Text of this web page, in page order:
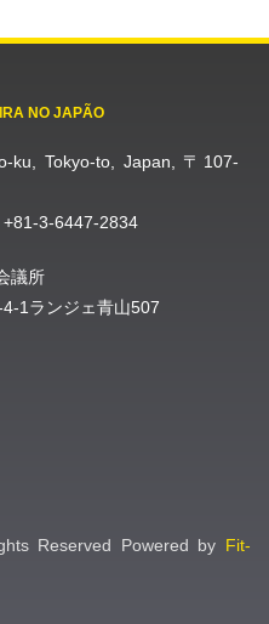
NO JAPÃO
ku, Tokyo-to, Japan, 〒107-
3-6447-2834
議所
1ランジェ青山507
Reserved Powered by Fit-